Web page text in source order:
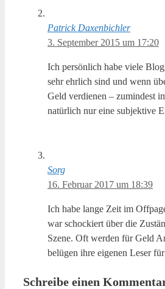
Patrick Daxenbichler
3. September 2015 um 17:20
Ich persönlich habe viele
sehr ehrlich sind und wenn
Geld verdienen – zumindest
natürlich nur eine subjektive
Sorg
16. Februar 2017 um 18:39
Ich habe lange Zeit im
war schockiert über die
Szene. Oft werden für Geld
belügen ihre eigenen Leser
Schreibe einen